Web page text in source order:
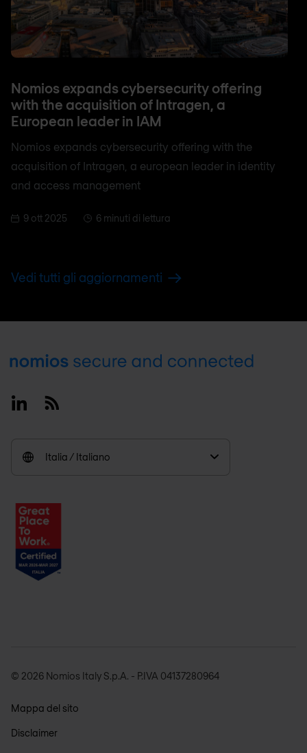
Nomios expands cybersecurity offering
with the acquisition of Intragen, a
European leader in IAM
Nomios expands cybersecurity offering with the
acquisition of Intragen, a european leader in identity
and access management
9 ott 2025 6 minuti di lettura
Vedi tutti gli aggiornamenti
Footer
LinkedinRSS
Italia / Italiano
© 2026 Nomios Italy S.p.A. - P.IVA 04137280964
Mappa del sito
Disclaimer